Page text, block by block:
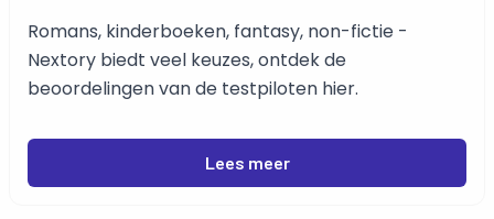
Romans, kinderboeken, fantasy, non-fictie -
Nextory biedt veel keuzes, ontdek de
beoordelingen van de testpiloten hier.
Lees meer